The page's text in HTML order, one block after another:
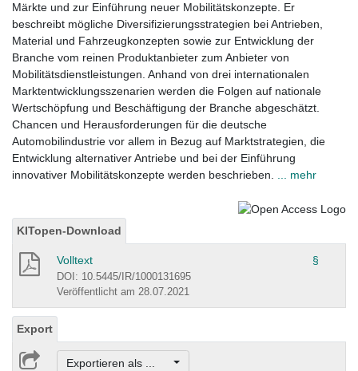
Märkte und zur Einführung neuer Mobilitätskonzepte. Er
beschreibt mögliche Diversifizierungsstrategien bei Antrieben,
Material und Fahrzeugkonzepten sowie zur Entwicklung der
Branche vom reinen Produktanbieter zum Anbieter von
Mobilitätsdienstleistungen. Anhand von drei internationalen
Marktentwicklungsszenarien werden die Folgen auf nationale
Wertschöpfung und Beschäftigung der Branche abgeschätzt.
Chancen und Herausforderungen für die deutsche
Automobilindustrie vor allem in Bezug auf Marktstrategien, die
Entwicklung alternativer Antriebe und bei der Einführung
innovativer Mobilitätskonzepte werden beschrieben.
... mehr
KITopen-Download
Volltext §
DOI: 10.5445/IR/1000131695
Veröffentlicht am 28.07.2021
Export
Exportieren als ...